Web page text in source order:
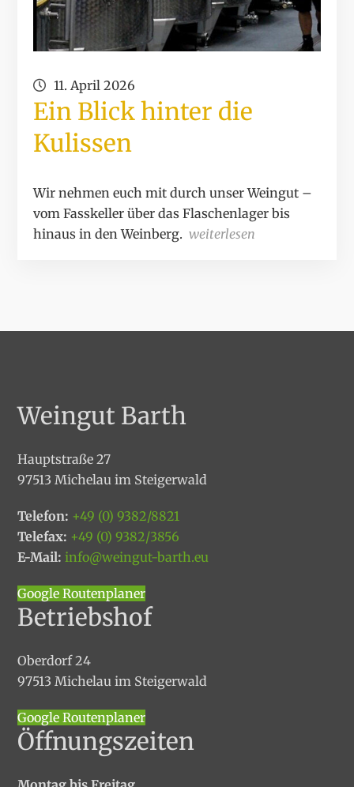
11. April 2026
Ein Blick hinter die
Kulissen
Wir nehmen euch mit durch unser Weingut –
vom Fasskeller über das Flaschenlager bis
hinaus in den Weinberg.weiterlesen
Weingut Barth
Hauptstraße 27
97513 Michelau im Steigerwald
Telefon: +49 (0) 9382/8821
Telefax: +49 (0) 9382/3856
E-Mail: info@weingut-barth.eu
Google Routenplaner
Betriebshof
Oberdorf 24
97513 Michelau im Steigerwald
Google Routenplaner
Öffnungszeiten